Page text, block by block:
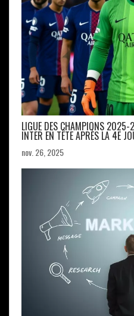
LIGUE DES CHAMPIONS 2025-
INTER EN TÊTE APRÈS LA 4E
nov. 26, 2025